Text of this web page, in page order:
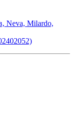
Neva, Milardo,